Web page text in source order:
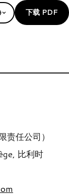
下载 PDF
责任公司）
比利时